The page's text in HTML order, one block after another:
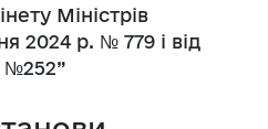
Міністрів
2024 р. № 779 і від
№252”